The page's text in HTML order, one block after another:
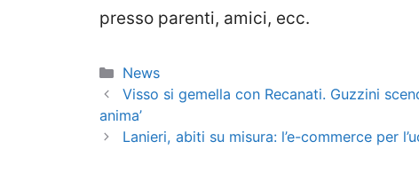
presso parenti, amici, ecc.
Categorie
News
Visso si gemella con Recanati. Guzzini
anima’
Lanieri, abiti su misura: l’e-commerce per